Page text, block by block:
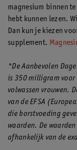
magnesium binnen
hebt kunnen lezen.
Dan kun je kiezen
supplement.
*De Aanbevolen
is 350 milligram voor
volwassen vrouwen.
van de EFSA
die borstvoeding
waarden. De
afhankelijk van de